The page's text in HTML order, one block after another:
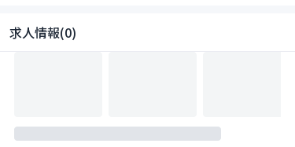
求人情報(0)